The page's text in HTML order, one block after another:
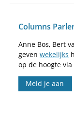
Columns
Anne Bos, Bert
geven wekelijks
op de hoogte
Meld je aan